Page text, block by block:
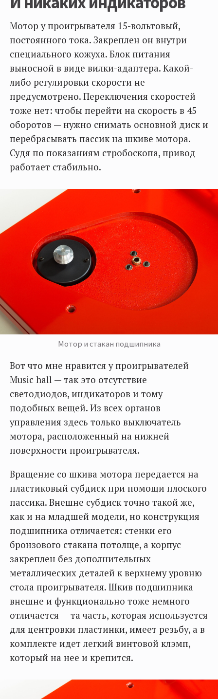
Мотор у проигрывателя 15-вольтовый,
постоянного тока. Закреплен он внутри
специального кожуха. Блок питания
выносной в виде вилки-адаптера. Какой-
либо регулировки скорости не
предусмотрено. Переключения скоростей
тоже нет: чтобы перейти на скорость в 45
оборотов — нужно снимать основной диск и
перебрасывать пассик на шкиве мотора.
Судя по показаниям стробоскопа, привод
работает стабильно.
Мотор и стакан подшипника
Вот что мне нравится у проигрывателей
Music hall — так это отсутствие
светодиодов, индикаторов и тому
подобных вещей. Из всех органов
управления здесь только выключатель
мотора, расположенный на нижней
поверхности проигрывателя.
Вращение со шкива мотора передается на
пластиковый субдиск при помощи плоского
пассика. Внешне субдиск точно такой же,
как и на младшей модели, но конструкция
подшипника отличается: стенки его
бронзового стакана потолще, а корпус
закреплен без дополнительных
металлических деталей к верхнему уровню
стола проигрывателя. Шкив подшипника
внешне и функционально тоже немного
отличается — та часть, которая используется
для центровки пластинки, имеет резьбу, а в
комплекте идет легкий винтовой клэмп,
который на нее и крепится.